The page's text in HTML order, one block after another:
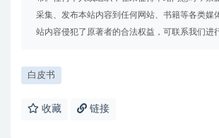
采集、发布本站内容到任何网站、书籍等各类媒
站内容侵犯了原著者的合法权益，可联系我们进
白皮书
收藏 链接